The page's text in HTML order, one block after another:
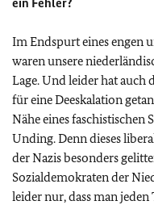
Im Endspurt eines engen
waren unsere
Lage. Und leider hat auch
für eine Deeskalation
Nähe eines faschistischen
Unding. Denn dieses
der Nazis besonders
Sozialdemokraten der
leider nur, dass man